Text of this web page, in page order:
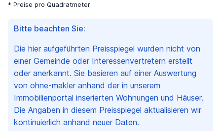
Bitte beachten Sie:
Die hier aufgeführten Preisspiegel wurden nicht von
einer Gemeinde oder Interessenvertretern erstellt
oder anerkannt. Sie basieren auf einer Auswertung
von ohne-makler anhand der in unserem
Immobilienportal inserierten Wohnungen und Häuser.
Die Angaben in diesem Preisspiegel aktualisieren wir
kontinuierlich anhand neuer Daten.
* Preise pro Quadratmeter